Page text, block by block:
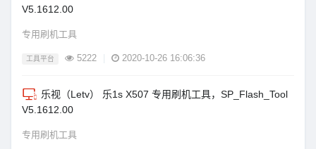
V5.1612.00
专用刷机工具
工具平台 5222 2020-10-26 16:06:36
乐视（Letv） 乐1s X507 专用刷机工具，SP_Flash_Tool
V5.1612.00
专用刷机工具